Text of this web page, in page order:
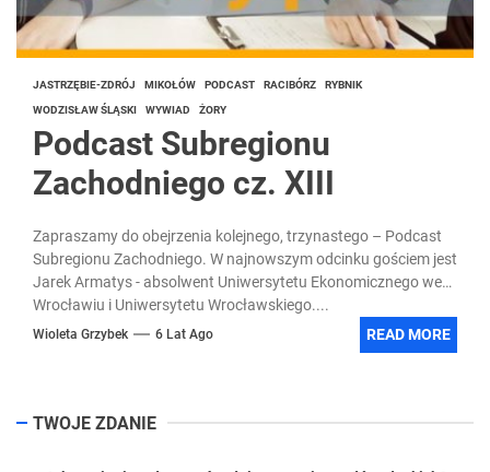
JASTRZĘBIE-ZDRÓJ MIKOŁÓW PODCAST RACIBÓRZ RYBNIK
WODZISŁAW ŚLĄSKI WYWIAD ŻORY
Podcast Subregionu
Zachodniego cz. XIII
Zapraszamy do obejrzenia kolejnego, trzynastego – Podcast
Subregionu Zachodniego. W najnowszym odcinku gościem jest
Jarek Armatys - absolwent Uniwersytetu Ekonomicznego we
Wrocławiu i Uniwersytetu Wrocławskiego....
Wioleta Grzybek 6 Lat Ago READ MORE
TWOJE ZDANIE